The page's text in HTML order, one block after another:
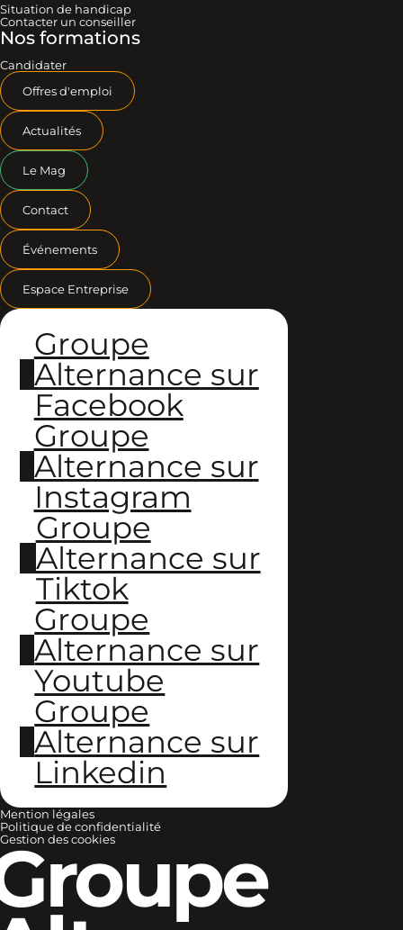
Situation de handicap
Contacter un conseiller
Nos formations
Candidater
Offres d'emploi
Actualités
Le Mag
Contact
Événements
Espace Entreprise
Groupe
Alternance sur
Facebook
Groupe
Alternance sur
Instagram
Groupe
Alternance sur
Tiktok
Groupe
Alternance sur
Youtube
Groupe
Alternance sur
Linkedin
Mention légales
Politique de confidentialité
Gestion des cookies